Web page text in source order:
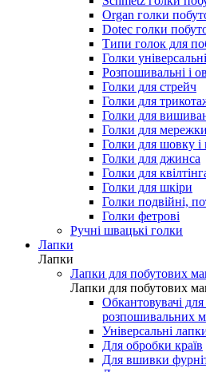
Organ голки
Dotec голки
Типи голок для
Голки універсальні
Розпошивальні і
Голки для стрейч
Голки для
Голки для
Голки для мережки
Голки для шовку і
Голки для джинса
Голки для
Голки для шкіри
Голки подвійні,
Голки фетрові
Ручні швацькі голки
Лапки
Лапки
Лапки для побутових
Лапки для побутових
Обкантовувачі
розпошивальних
Універсальні
Для обробки країв
Для вшивки